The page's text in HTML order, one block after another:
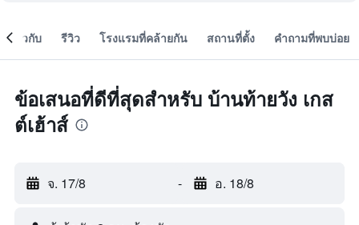
เกี่ยวกับ รีวิว โรงแรมที่คล้ายกัน สถานที่ตั้ง คำถามที่พบบ่อย
ข้อเสนอที่ดีที่สุดสำหรับ บ้านท้ายวัง เกส
ต์เฮ้าส์
จ. 17/8 - อ. 18/8